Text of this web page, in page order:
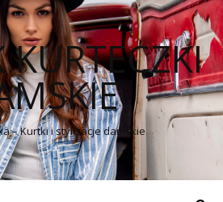
– Kurtki i stylizacje damskie